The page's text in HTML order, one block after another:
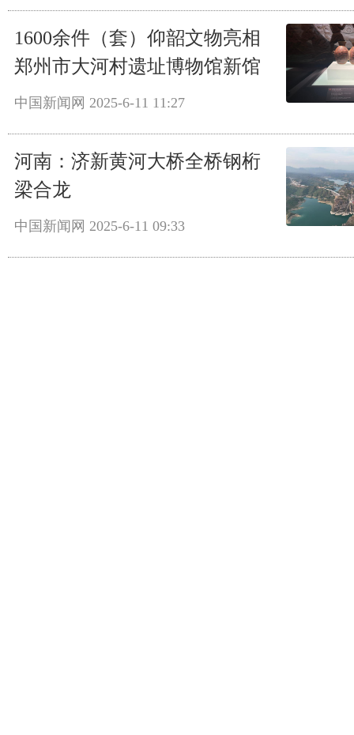
1600余件（套）仰韶文物亮相
郑州市大河村遗址博物馆新馆
中国新闻网 2025-6-11 11:27
河南：济新黄河大桥全桥钢桁
梁合龙
中国新闻网 2025-6-11 09:33